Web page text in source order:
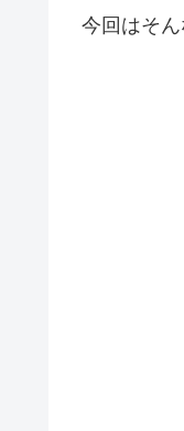
今回はそ